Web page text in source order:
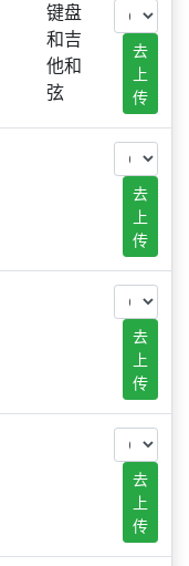
键盘
和吉
他和
弦
去
上
传
去
上
传
去
上
传
去
上
传